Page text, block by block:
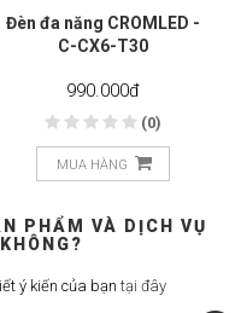
Đèn đa năng CROMLED -
C-CX6-T30
990.000đ
(0)
MUA HÀNG
PHẨM VÀ DỊCH VỤ
ý kiến của bạn tại đây